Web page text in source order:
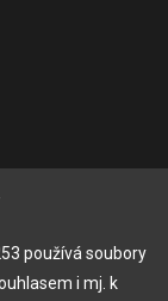
používá soubory
i mj. k